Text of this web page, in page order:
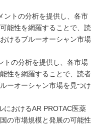
ントの分析を提供し、各市
能性を網羅することで、読
けるブルーオーシャン市場
トの分析を提供し、各市場
性を網羅することで、読者
ーオーシャン市場を見つけ
におけるAR PROTAC医薬
の市場規模と発展の可能性